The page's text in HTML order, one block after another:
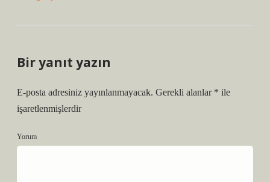
Bir yanıt yazın
E-posta adresiniz yayınlanmayacak. Gerekli alanlar * ile
işaretlenmişlerdir
Yorum